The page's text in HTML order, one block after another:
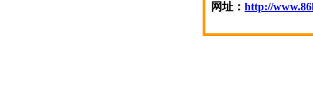
网址： http://